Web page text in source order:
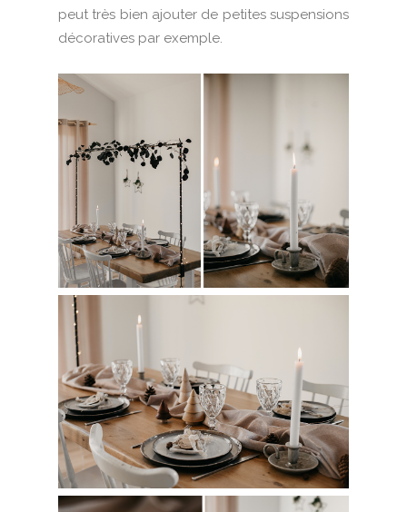
peut très bien ajouter de petites suspensions
décoratives par exemple.